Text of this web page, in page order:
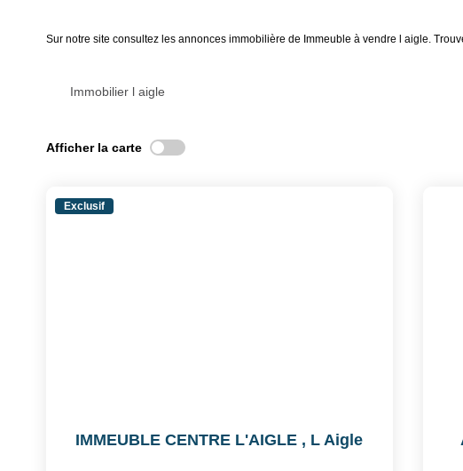
Sur notre site consultez les annonces immobilière de Immeuble à vendre l aigle.
Immobilier l aigle
Afficher la carte
Exclusif
IMMEUBLE CENTRE L'AIGLE , L Aigle